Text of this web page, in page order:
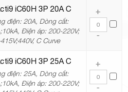
iC60H 3P 20A C
điện: 20A, Dòng cắt:
Điện áp: 200-220V;
C Curve
+
-
iC60H 3P 25A C
điện: 25A, Dòng cắt:
Điện áp: 200-220V;
+
-